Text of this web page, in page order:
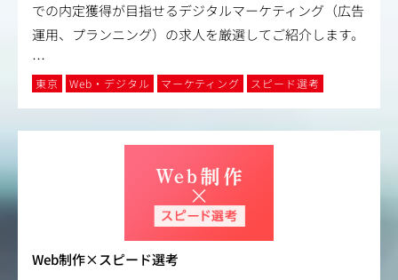
での内定獲得が目指せるデジタルマーケティング（広告
運用、プランニング）の求人を厳選してご紹介します。
…
東京 Web・デジタル マーケティング スピード選考
Web制作×スピード選考